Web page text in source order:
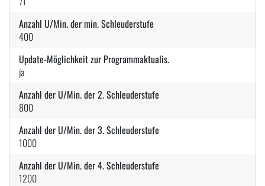
Anzahl U/Min. der min. Schleuderstufe
400
Update-Möglichkeit zur Programmaktualis.
ja
Anzahl der U/Min. der 2. Schleuderstufe
800
Anzahl der U/Min. der 3. Schleuderstufe
1000
Anzahl der U/Min. der 4. Schleuderstufe
1200